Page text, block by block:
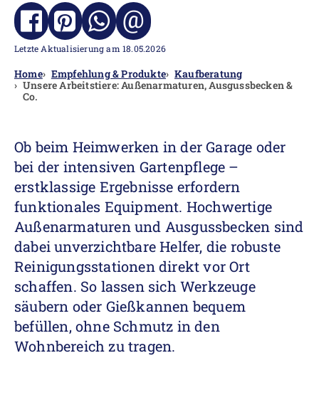
@
Letzte Aktualisierung am 18.05.2026
Home Empfehlung & Produkte
Kaufberatung
Unsere Arbeitstiere: Außenarmaturen, Ausgussbecken &
Co.
Ob beim Heimwerken in der Garage oder
bei der intensiven Gartenpflege –
erstklassige Ergebnisse erfordern
funktionales Equipment. Hochwertige
Außenarmaturen und Ausgussbecken sind
dabei unverzichtbare Helfer, die robuste
Reinigungsstationen direkt vor Ort
schaffen. So lassen sich Werkzeuge
säubern oder Gießkannen bequem
befüllen, ohne Schmutz in den
Wohnbereich zu tragen.